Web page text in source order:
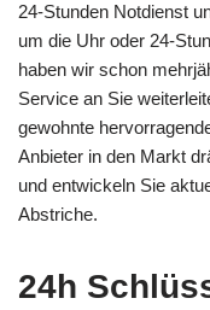
24-Stunden Notdienst
um die Uhr oder 24-
haben wir schon
Service an Sie
gewohnte
Anbieter in den Markt
und entwickeln Sie
Abstriche.
24h